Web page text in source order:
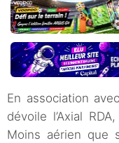
En association
dévoile l’Axial
Moins aérien que